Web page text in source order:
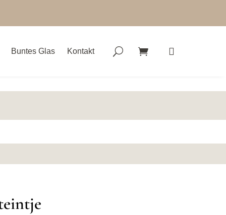
Buntes Glas Kontakt